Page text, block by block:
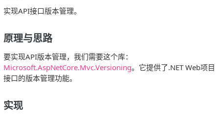
实现API接口版本管理。
原理与思路
要实现API版本管理，我们需要这个库：
Microsoft.AspNetCore.Mvc.Versioning。它提供了.NET Web项目
接口的版本管理功能。
实现